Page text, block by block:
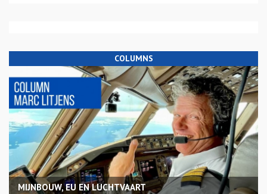
COLUMNS
MIJNBOUW, EU EN LUCHTVAART